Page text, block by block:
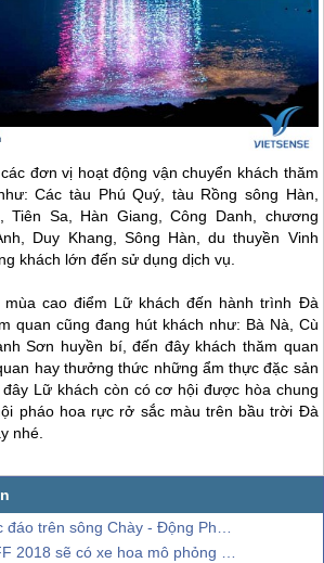
đơn vị hoạt động vận chuyển khách thăm
Các tàu Phú Quý, tàu Rồng sông Hàn,
Tiên Sa, Hàn Giang, Công Danh, chương
Duy Khang, Sông Hàn, du thuyền Vinh
khách lớn đến sử dụng dịch vụ.
cao điểm Lữ khách đến hành trình Đà
quan cũng đang hút khách như: Bà Nà, Cù
Sơn huyền bí, đến đây khách thăm quan
hay thưởng thức những ẩm thực đặc sản
đây Lữ khách còn có cơ hội được hòa chung
pháo hoa rực rở sắc màu trên bầu trời Đà
nhé.
trên sông Chày - Động Phong Nha
sẽ có xe hoa mô phỏng những cây cầu